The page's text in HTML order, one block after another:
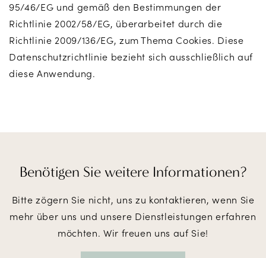
95/46/EG und gemäß den Bestimmungen der
Richtlinie 2002/58/EG, überarbeitet durch die
Richtlinie 2009/136/EG, zum Thema Cookies. Diese
Datenschutzrichtlinie bezieht sich ausschließlich auf
diese Anwendung.
Benötigen Sie weitere Informationen?
Bitte zögern Sie nicht, uns zu kontaktieren, wenn Sie
mehr über uns und unsere Dienstleistungen erfahren
möchten. Wir freuen uns auf Sie!